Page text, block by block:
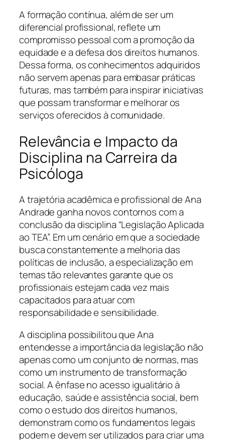
A formação contínua, além de ser um
diferencial profissional, reflete um
compromisso pessoal com a promoção da
equidade e a defesa dos direitos humanos.
Dessa forma, os conhecimentos adquiridos
não servem apenas para embasar práticas
futuras, mas também para inspirar iniciativas
que possam transformar e melhorar os
serviços oferecidos à comunidade.
Relevância e Impacto da
Disciplina na Carreira da
Psicóloga
A trajetória acadêmica e profissional de Ana
Andrade ganha novos contornos com a
conclusão da disciplina “Legislação Aplicada
ao TEA”. Em um cenário em que a sociedade
busca constantemente a melhoria das
políticas de inclusão, a especialização em
temas tão relevantes garante que os
profissionais estejam cada vez mais
capacitados para atuar com
responsabilidade e sensibilidade.
A disciplina possibilitou que Ana
entendesse a importância da legislação não
apenas como um conjunto de normas, mas
como um instrumento de transformação
social. A ênfase no acesso igualitário à
educação, saúde e assistência social, bem
como o estudo dos direitos humanos,
demonstram como os fundamentos legais
podem e devem ser utilizados para criar uma